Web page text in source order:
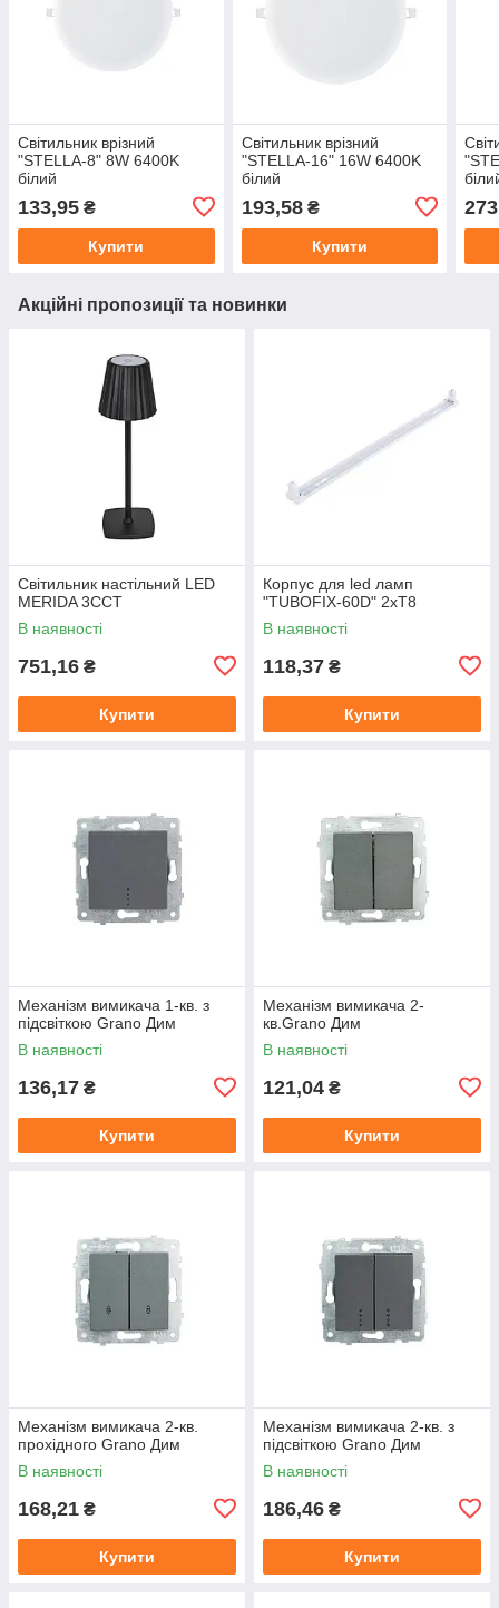
Світильник врізний
"STELLA-8" 8W 6400K
білий
133,95 ₴
Купити
Світильник врізний
"STELLA-16" 16W 6400K
білий
193,58₴
Купити
Акційні пропозиції та новинки
Світильник настільний LED
MERIDA 3CCT
В наявності
751,16 ₴
Купити
Корпус для led ламп
"TUBOFIX-60D" 2xT8
В наявності
118,37 ₴
Купити
Механізм вимикача 1-кв. з
підсвіткою Grano Дим
В наявності
136,17 ₴
Купити
Механізм вимикача 2-
кв.Grano Дим
В наявності
121,04 ₴
Купити
Механізм вимикача 2-кв.
прохідного Grano Дим
В наявності
168,21 ₴
Купити
Механізм вимикача 2-кв. з
підсвіткою Grano Дим
В наявності
186,46 ₴
Купити